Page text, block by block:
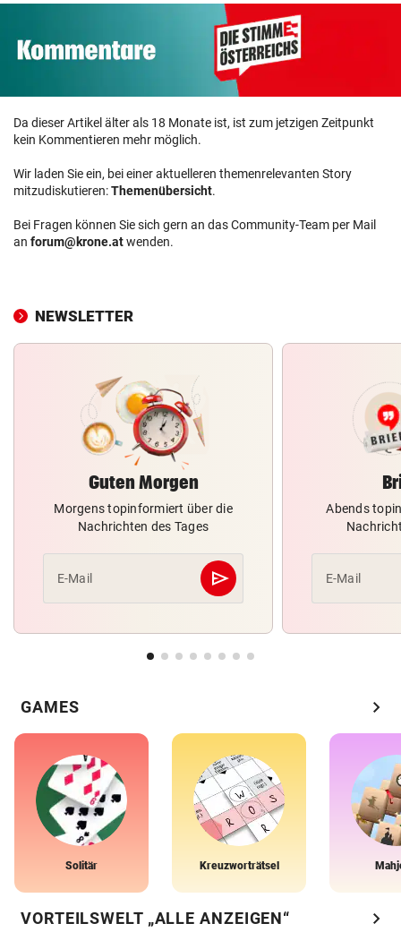
Da dieser Artikel älter als 18 Monate ist, ist zum jetzigen Zeitpunkt
kein Kommentieren mehr möglich.
Wir laden Sie ein, bei einer aktuelleren themenrelevanten Story
mitzudiskutieren:Themenübersicht.
Bei Fragen können Sie sich gern an das Community-Team per Mail
an forum@krone.atwenden.
NEWSLETTER
Guten Morgen
Morgens topinformiert über die
Nachrichten des Tages
E-Mail send
Abschicken
Abends
E-Mail
GAMES chevron_right
Solitär Kreuzworträtsel
VORTEILSWELT „ALLE ANZEIGEN“ chevron_right